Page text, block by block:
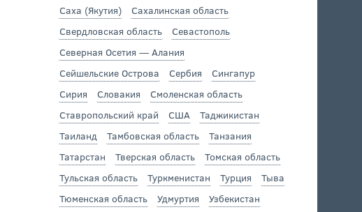
Саха (Якутия)
Сахалинская область
Свердловская область
Севастополь
Северная Осетия — Алания
Сейшельские Острова
Сербия
Сингапур
Сирия
Словакия
Смоленская область
Ставропольский край
США
Таджикистан
Таиланд
Тамбовская область
Танзания
Татарстан
Тверская область
Томская область
Тульская область
Туркменистан Турция
Тыва
Тюменская область
Удмуртия
Узбекистан